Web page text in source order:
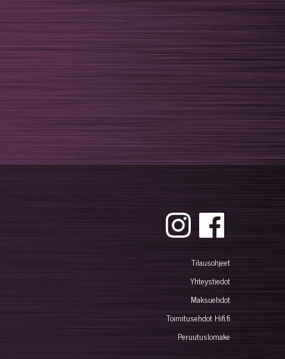
Tilausohjeet
Yhteystiedot
Maksuehdot
Toimitusehdot Hifi.fi
Peruutuslomake